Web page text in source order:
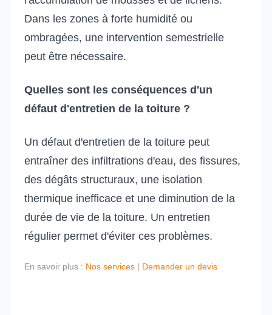
Dans les zones à forte humidité ou
ombragées, une intervention semestrielle
peut être nécessaire.
Quelles sont les conséquences d'un
défaut d'entretien de la toiture ?
Un défaut d'entretien de la toiture peut
entraîner des infiltrations d'eau, des fissures,
des dégâts structuraux, une isolation
thermique inefficace et une diminution de la
durée de vie de la toiture. Un entretien
régulier permet d'éviter ces problèmes.
En savoir plus : Nos services | Demander un devis